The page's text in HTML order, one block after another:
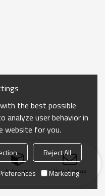
kategorie Poslat dotaz
the best possible
analyze user behavior in
website for you.
Reject All
Marketing